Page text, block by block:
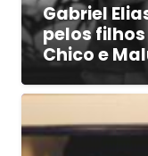
Gabriel
pelos
Chico e